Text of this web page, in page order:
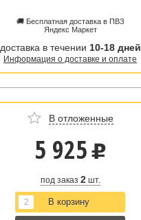
🚚 Бесплатная доставка в ПВЗ
Яндекс Маркет
доставка в течении 10-18 дней
Информация о доставке и оплате
В отложенные
5 925 u
под заказ 2шт.